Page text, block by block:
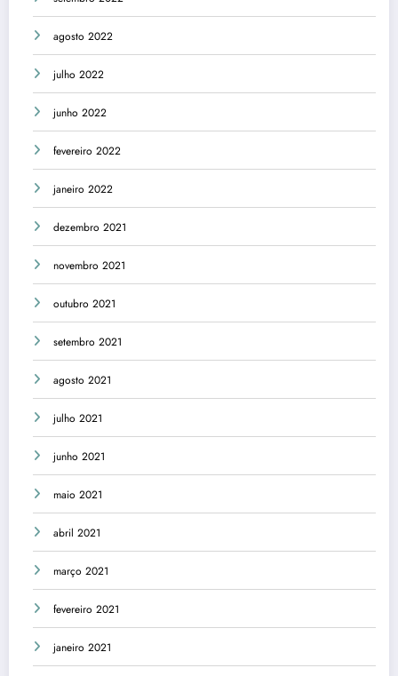
agosto 2022
julho 2022
junho 2022
fevereiro 2022
janeiro 2022
dezembro 2021
novembro 2021
outubro 2021
setembro 2021
agosto 2021
julho 2021
junho 2021
maio 2021
abril 2021
março 2021
fevereiro 2021
janeiro 2021